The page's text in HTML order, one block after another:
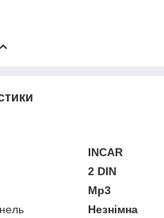
INCAR
2 DIN
Mp3
Незнімна